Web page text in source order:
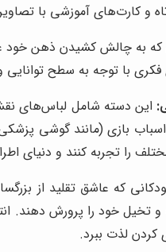
و کارت‌های آموزشی با
که به چالش کشیدن ذهن خود
با توجه به سطح
این دسته شامل لباس‌های
بازی (مانند گوشی
را تجربه کنند و دنیای
که عاشق تقلید از
تخیل خود را پرورش دهند.
لذت ببرد.